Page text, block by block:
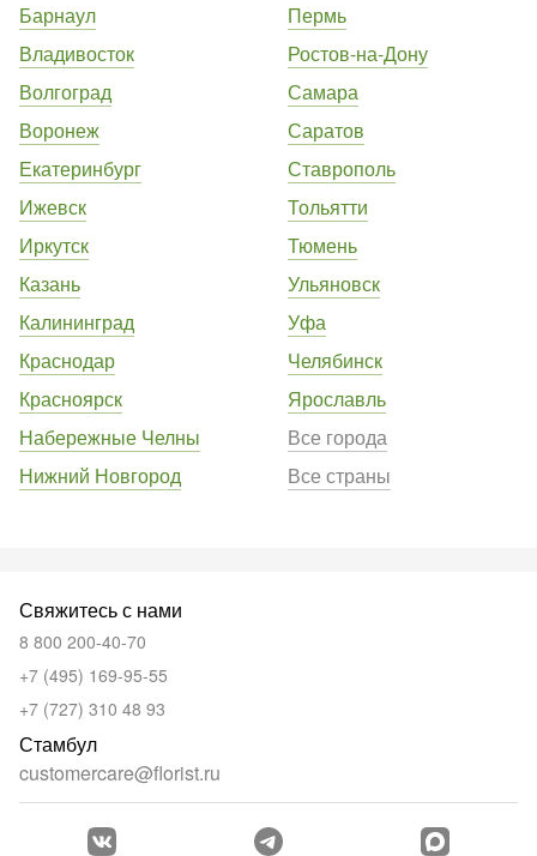
Барнаул
Владивосток
Волгоград
Воронеж
Екатеринбург
Ижевск
Иркутск
Казань
Калининград
Краснодар
Красноярск
Набережные Челны
Нижний Новгород
Пермь
Ростов-на-Дону
Самара
Саратов
Ставрополь
Тольятти
Тюмень
Ульяновск
Уфа
Челябинск
Ярославль
Все города
Все страны
Свяжитесь с нами
8 800 200-40-70
+7 (495) 169-95-55
+7 (727) 310 48 93
Стамбул
customercare@florist.ru